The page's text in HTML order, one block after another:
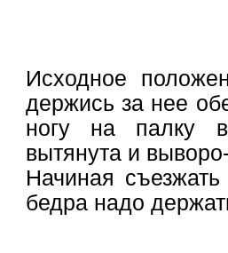
Исходное
держись за нее
ногу на палку
вытянута и
Начиная
бедра надо